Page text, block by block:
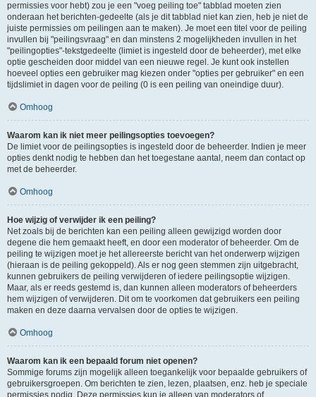
permissies voor hebt) zou je een "voeg peiling toe" tabblad moeten zien
onderaan het berichten-gedeelte (als je dit tabblad niet kan zien, heb je niet de
juiste permissies om peilingen aan te maken). Je moet een titel voor de peiling
invullen bij "peilingsvraag" en dan minstens 2 mogelijkheden invullen in het
"peilingopties"-tekstgedeelte (limiet is ingesteld door de beheerder), met elke
optie gescheiden door middel van een nieuwe regel. Je kunt ook instellen
hoeveel opties een gebruiker mag kiezen onder "opties per gebruiker" en een
tijdslimiet in dagen voor de peiling (0 is een peiling van oneindige duur).
Omhoog
Waarom kan ik niet meer peilingsopties toevoegen?
De limiet voor de peilingsopties is ingesteld door de beheerder. Indien je meer
opties denkt nodig te hebben dan het toegestane aantal, neem dan contact op
met de beheerder.
Omhoog
Hoe wijzig of verwijder ik een peiling?
Net zoals bij de berichten kan een peiling alleen gewijzigd worden door
degene die hem gemaakt heeft, en door een moderator of beheerder. Om de
peiling te wijzigen moet je het allereerste bericht van het onderwerp wijzigen
(hieraan is de peiling gekoppeld). Als er nog geen stemmen zijn uitgebracht,
kunnen gebruikers de peiling verwijderen of iedere peilingsoptie wijzigen.
Maar, als er reeds gestemd is, dan kunnen alleen moderators of beheerders
hem wijzigen of verwijderen. Dit om te voorkomen dat gebruikers een peiling
maken en deze daarna vervalsen door de opties te wijzigen.
Omhoog
Waarom kan ik een bepaald forum niet openen?
Sommige forums zijn mogelijk alleen toegankelijk voor bepaalde gebruikers of
gebruikersgroepen. Om berichten te zien, lezen, plaatsen, enz. heb je speciale
permissies nodig. Deze permissies kun je alleen van moderators of